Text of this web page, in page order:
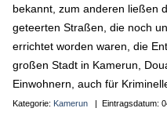
bekannt, zum anderen ließen
geteerten Straßen, die noch
errichtet worden waren, die
großen Stadt in Kamerun,
Einwohnern, auch für
Kategorie: Kamerun | Eintragsdatum: